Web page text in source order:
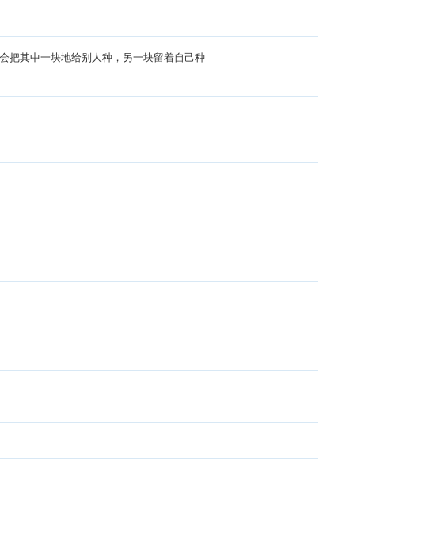
把其中一块地给别人种，另一块留着自己种